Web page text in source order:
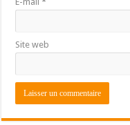
Site web